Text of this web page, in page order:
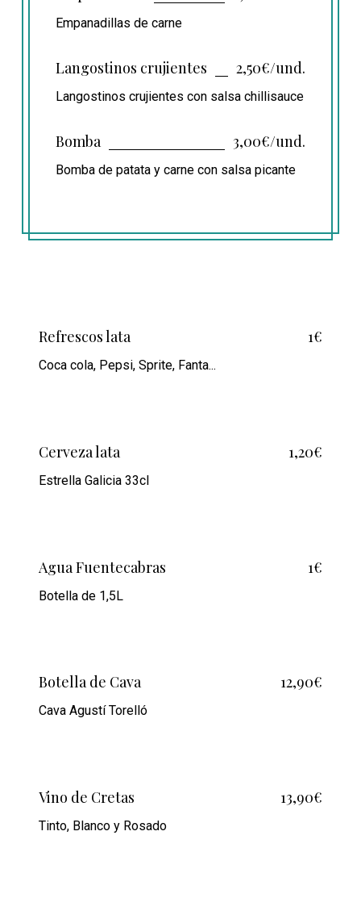
Empanadillas de carne
Langostinos crujientes 2,50€/und.
Langostinos crujientes con salsa chillisauce
Bomba 3,00€/und.
Bomba de patata y carne con salsa picante
Refrescos lata 1€
Coca cola, Pepsi, Sprite, Fanta...
Cerveza lata 1,20€
Estrella Galicia 33cl
Agua Fuentecabras 1€
Botella de 1,5L
Botella de Cava 12,90€
Cava Agustí Torelló
Vino de Cretas 13,90€
Tinto, Blanco y Rosado